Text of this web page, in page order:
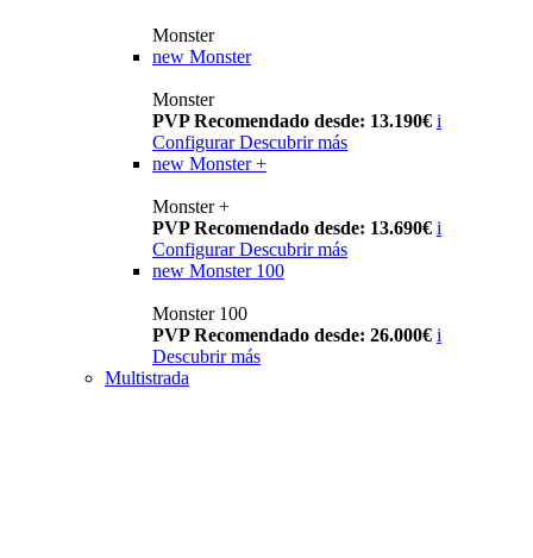
Monster
new Monster
Monster
PVP Recomendado desde: 13.190€ i
Configurar Descubrir más
new Monster +
Monster +
PVP Recomendado desde: 13.690€ i
Configurar Descubrir más
new Monster 100
Monster 100
PVP Recomendado desde: 26.000€ i
Descubrir más
Multistrada